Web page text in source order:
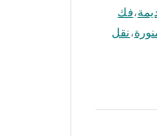
،فك
، نقل